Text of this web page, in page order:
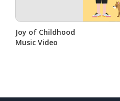
Joy of Childhood
Music Video